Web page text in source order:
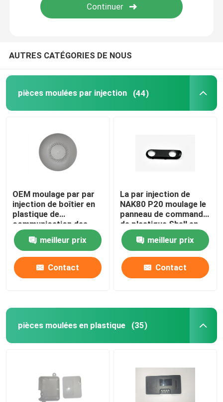
Pièces de rechange électroniques
Pièces de moulage de voiture
AUTRES CATÉGORIES DE NOUS
pièces moulées par injection (44)
OEM moulage par par
injection de boîtier en
plastique de
communication des
pièces ISO9001
meilleur prix
Contact
La par injection de
NAK80 P20 moulage le
panneau de commande
de plastique Shell en
plastique d'OEM de
pièces meilleur prix
Contact
pièces moulées en plastique (35)